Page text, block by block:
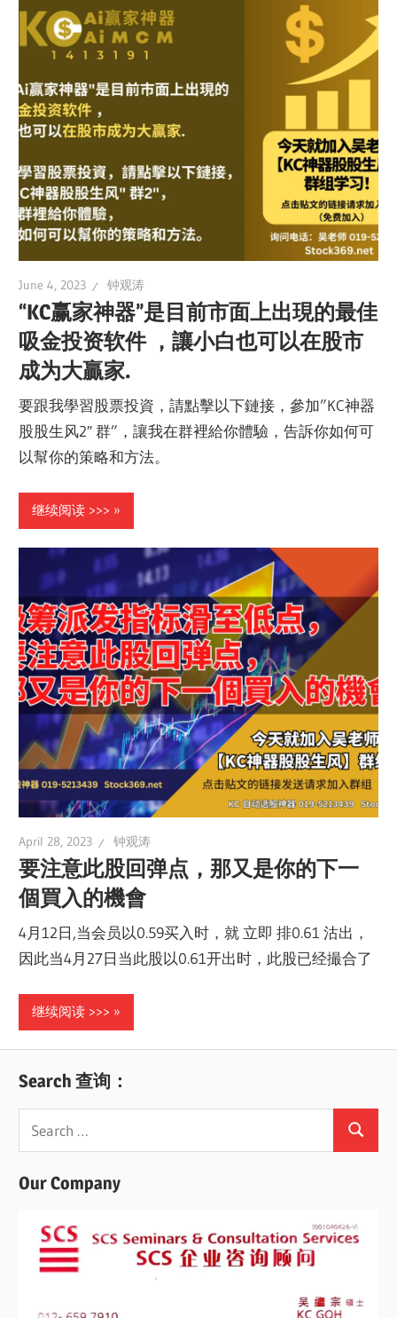
June 4, 2023 钟观涛
“KC赢家神器”是目前市面上出現的最佳
吸金投资软件 ，讓小白也可以在股市
成为大贏家.
要跟我學習股票投資，請點擊以下鏈接，參加”KC神器
股股生风2″ 群”，讓我在群裡給你體驗，告訴你如何可
以幫你的策略和方法。
继续阅读 >>>
April 28, 2023 钟观涛
要注意此股回弹点，那又是你的下一
個買入的機會
4月12日,当会员以0.59买入时，就 立即 排0.61 沽出，
因此当4月27日当此股以0.61开出时，此股已经撮合了
继续阅读 >>>
Search 查询：
Search
Our Company